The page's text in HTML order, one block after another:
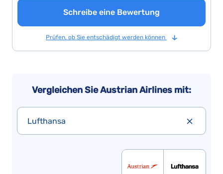
Schreibe eine Bewertung
Prüfen, ob Sie entschädigt werden können
Vergleichen Sie Austrian Airlines mit:
Lufthansa